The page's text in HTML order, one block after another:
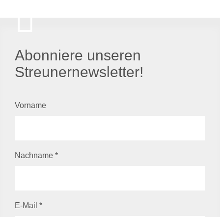
Abonniere unseren
Streunernewsletter!
Vorname
Nachname *
E-Mail *